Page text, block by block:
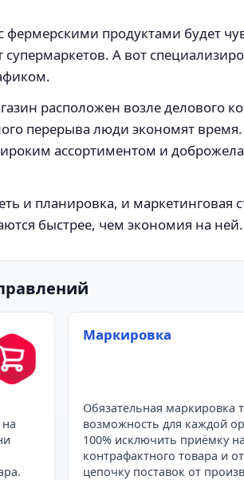
продуктами будет
А вот
расположен возле делового
перерыва люди экономят
ассортиментом и
и планировка, и маркетинговая
быстрее, чем экономия на ней.
Маркировка
Обязательная маркировка
возможность для каждой
100% исключить приёмку
контрафактного товара и
цепочку поставок от